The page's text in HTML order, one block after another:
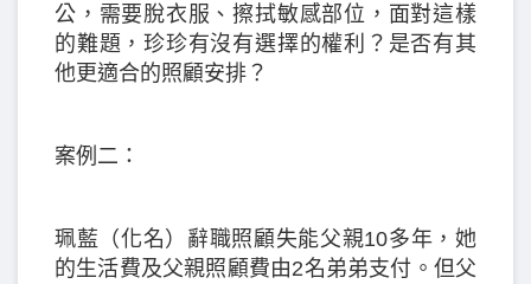
公，需要脫衣服、擦拭敏感部位，面對這樣
的難題，珍珍有沒有選擇的權利？是否有其
他更適合的照顧安排？
案例二：
珮藍（化名）辭職照顧失能父親10多年，她
的生活費及父親照顧費由2名弟弟支付。但父